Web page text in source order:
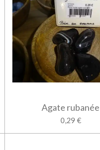
Agate rubanée
0,29 €